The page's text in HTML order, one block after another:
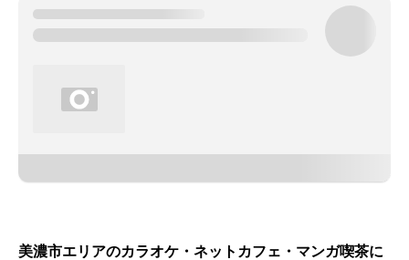
美濃市エリアのカラオケ・ネットカフェ・マンガ喫茶に